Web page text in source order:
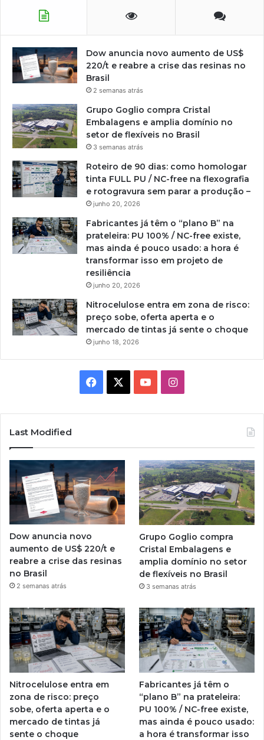
Dow anuncia novo aumento de US$
220/t e reabre a crise das resinas no
Brasil
2 semanas atrás
Grupo Goglio compra Cristal
Embalagens e amplia domínio no
setor de flexíveis no Brasil
3 semanas atrás
Roteiro de 90 dias: como homologar
tinta FULL PU / NC-free na flexografia
e rotogravura sem parar a produção –
junho 20, 2026
Fabricantes já têm o “plano B” na
prateleira: PU 100% / NC-free existe,
mas ainda é pouco usado: a hora é
transformar isso em projeto de
resiliência
junho 20, 2026
Nitrocelulose entra em zona de risco:
preço sobe, oferta aperta e o
mercado de tintas já sente o choque
junho 18, 2026
Facebook YouTubeInstagram
Last Modified
Dow anuncia novo
aumento de US$ 220/t e
reabre a crise das resinas
no Brasil
2 semanas atrás
Grupo Goglio compra
Cristal Embalagens e
amplia domínio no setor
de flexíveis no Brasil
3 semanas atrás
Nitrocelulose entra em
zona de risco: preço
sobe, oferta aperta e o
mercado de tintas já
sente o choque
Fabricantes já têm o
“plano B” na prateleira:
PU 100% / NC-free existe,
mas ainda é pouco usado:
a hora é transformar isso